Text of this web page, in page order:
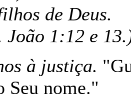
de Deus.
João 1:12 e
à justiça.
Seu nome."